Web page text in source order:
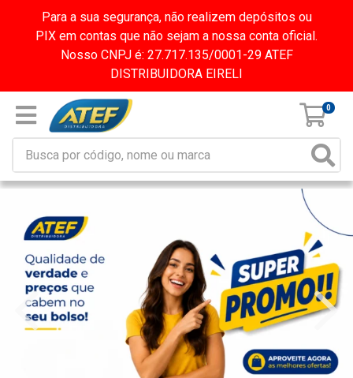
Para a sua segurança, não realizem depósitos ou
PIX em contas que não sejam a nossa conta oficial.
Nosso CNPJ é: 27.717.135/0001-29 ATEF
DISTRIBUIDORA EIRELI
0